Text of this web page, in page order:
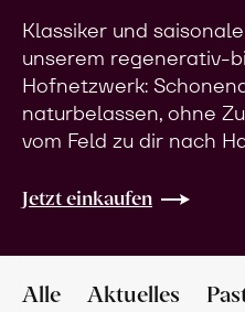
Klassiker und
unserem regenerativ-
Hofnetzwerk:
naturbelassen, ohne
vom Feld zu dir nach
Jetzt einkaufen
Alle Aktuelles